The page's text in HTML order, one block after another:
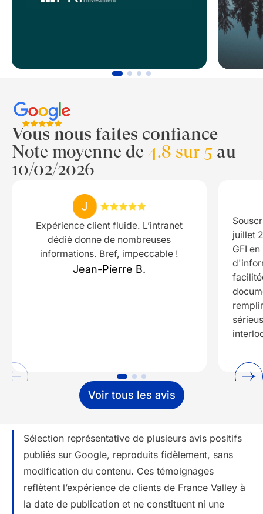
Vous nous faites confiance
Note moyenne de 4.8 sur 5 au
10/02/2026
Expérience client fluide. L’intranet
dédié donne de nombreuses
informations. Bref, impeccable !
Jean-Pierre B.
juillet
GFI
Voir tous les avis
Sélection représentative de plusieurs avis positifs
publiés sur Google, reproduits fidèlement, sans
modification du contenu. Ces témoignages
reflètent l’expérience de clients de France Valley à
la date de publication et ne constituent ni une